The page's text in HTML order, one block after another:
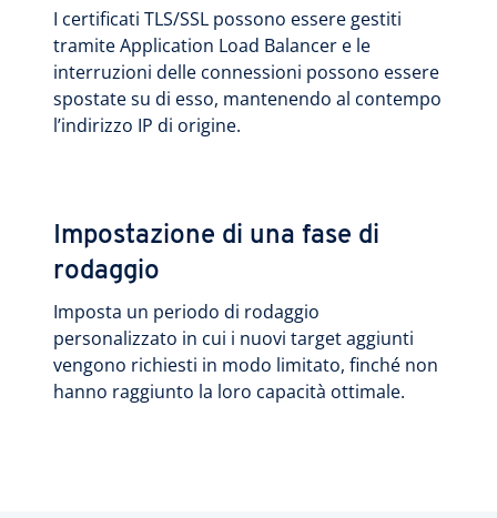
I certificati TLS/SSL possono essere gestiti
tramite Application Load Balancer e le
interruzioni delle connessioni possono essere
spostate su di esso, mantenendo al contempo
l’indirizzo IP di origine.
Impostazione di una fase di
rodaggio
Imposta un periodo di rodaggio
personalizzato in cui i nuovi target aggiunti
vengono richiesti in modo limitato, finché non
hanno raggiunto la loro capacità ottimale.